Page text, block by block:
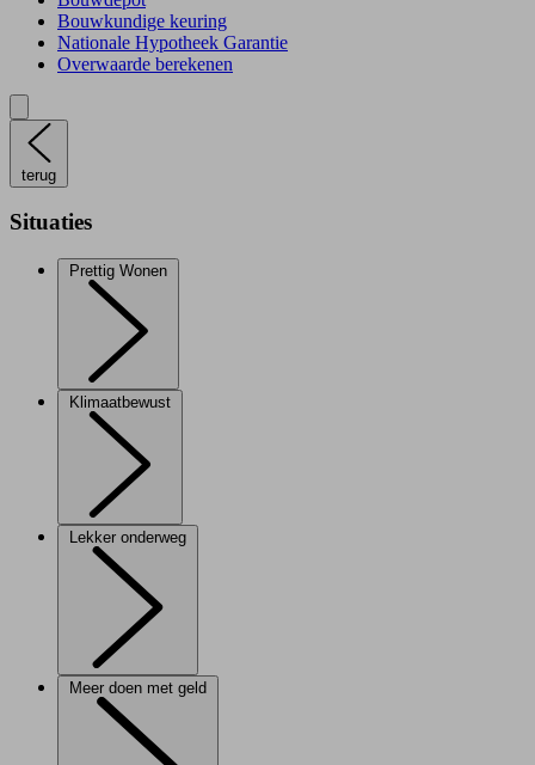
Bouwkundige keuring
Nationale Hypotheek Garantie
Overwaarde berekenen
terug
Situaties
Prettig Wonen
Klimaatbewust
Lekker onderweg
Meer doen met geld